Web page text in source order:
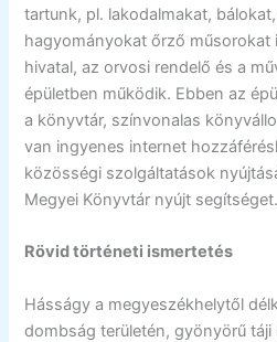
tartunk, pl. lakodalmakat,
hagyományokat őrző műsorokat
hivatal, az orvosi rendelő és a
épületben működik. Ebben az
a könyvtár, színvonalas
van ingyenes internet
közösségi szolgáltatások
Megyei Könyvtár nyújt segítséget.
Rövid történeti ismertetés
Hásságy a megyeszékhelytől
dombság területén, gyönyörű